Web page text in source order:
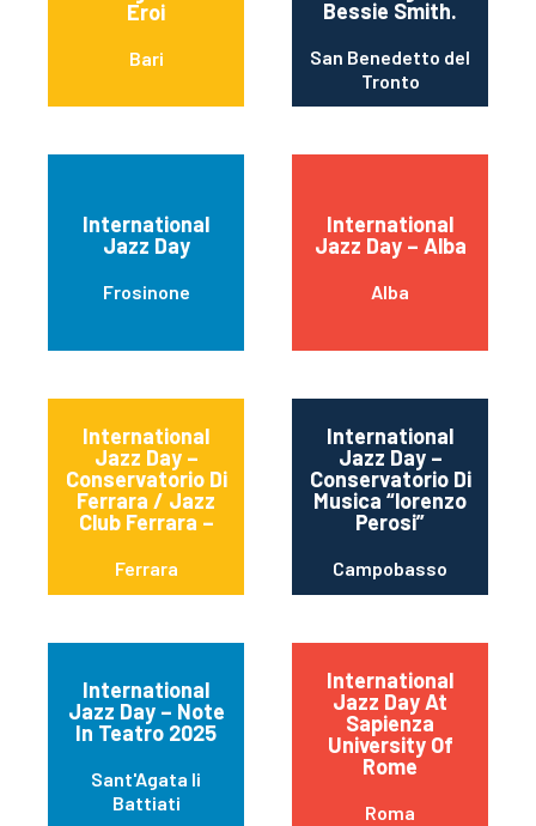
Eroi
Bari
Bessie Smith.
San Benedetto del
Tronto
International
Jazz Day
Frosinone
International
Jazz Day – Alba
Alba
International
Jazz Day –
Conservatorio Di
Ferrara / Jazz
Club Ferrara –
Ferrara
International
Jazz Day –
Conservatorio Di
Musica “lorenzo
Perosi”
Campobasso
International
Jazz Day – Note
In Teatro 2025
Sant'Agata li
Battiati
International
Jazz Day At
Sapienza
University Of
Rome
Roma